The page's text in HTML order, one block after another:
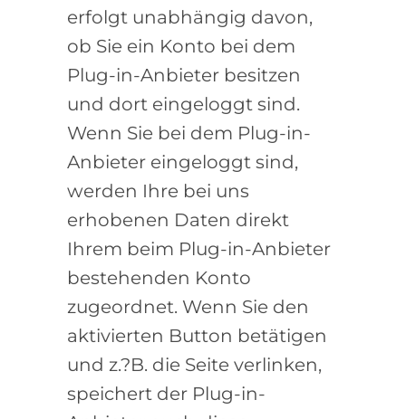
erfolgt unabhängig davon,
ob Sie ein Konto bei dem
Plug-in-Anbieter besitzen
und dort eingeloggt sind.
Wenn Sie bei dem Plug-in-
Anbieter eingeloggt sind,
werden Ihre bei uns
erhobenen Daten direkt
Ihrem beim Plug-in-Anbieter
bestehenden Konto
zugeordnet. Wenn Sie den
aktivierten Button betätigen
und z.?B. die Seite verlinken,
speichert der Plug-in-